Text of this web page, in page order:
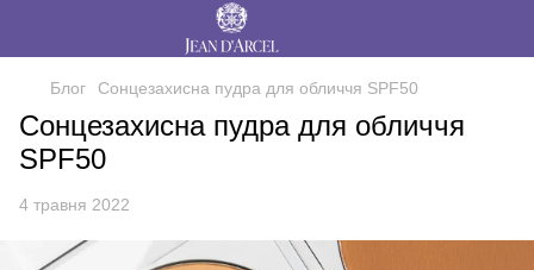
Блог Сонцезахисна пудра для обличчя SPF50
Сонцезахисна пудра для обличчя
SPF50
4 травня 2022